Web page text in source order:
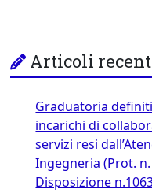
Articoli
Graduatoria
incarichi di
servizi resi
Ingegneria (Prot.
Disposizione